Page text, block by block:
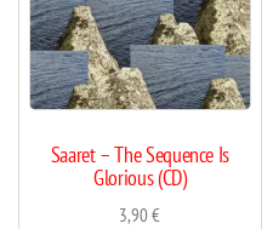
Saaret – The Sequence Is
Glorious (CD)
3,90€